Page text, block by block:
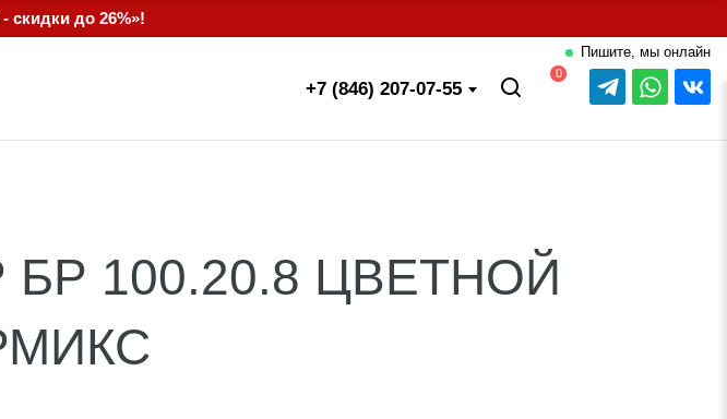
до 26%»!
Пишите, мы онлайн
+7 (846) 207-07-55
0
100.20.8 ЦВЕТНОЙ